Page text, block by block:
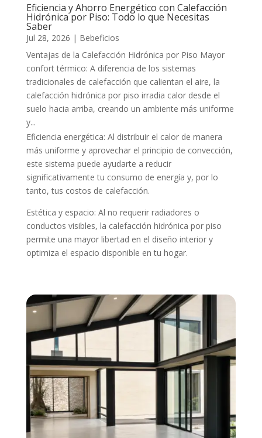
Eficiencia y Ahorro Energético con Calefacción
Hidrónica por Piso: Todo lo que Necesitas
Saber
Jul 28, 2026 | Bebeficios
Ventajas de la Calefacción Hidrónica por Piso Mayor
confort térmico: A diferencia de los sistemas
tradicionales de calefacción que calientan el aire, la
calefacción hidrónica por piso irradia calor desde el
suelo hacia arriba, creando un ambiente más uniforme
y...
Eficiencia energética: Al distribuir el calor de manera
más uniforme y aprovechar el principio de convección,
este sistema puede ayudarte a reducir
significativamente tu consumo de energía y, por lo
tanto, tus costos de calefacción.
Estética y espacio: Al no requerir radiadores o
conductos visibles, la calefacción hidrónica por piso
permite una mayor libertad en el diseño interior y
optimiza el espacio disponible en tu hogar.